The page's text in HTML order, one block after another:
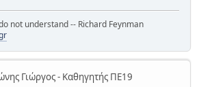
not understand -- Richard Feynman
Γιώργος - Καθηγητής ΠΕ19